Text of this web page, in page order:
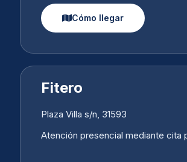
Cómo llegar
Fitero
Plaza Villa s/n, 31593
Atención presencial mediante cita